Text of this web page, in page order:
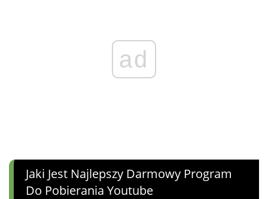
ad
Jaki Jest Najlepszy Darmowy Program
Do Pobierania Youtube